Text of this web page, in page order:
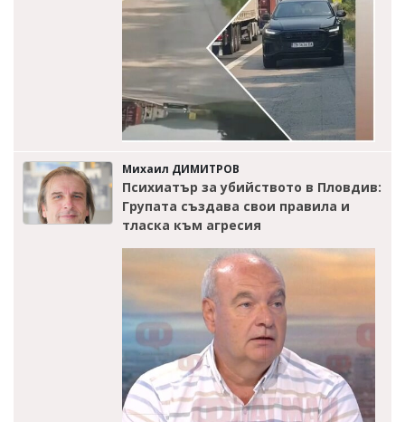
Михаил ДИМИТРОВ
Психиатър за убийството в Пловдив:
Групата създава свои правила и
тласка към агресия